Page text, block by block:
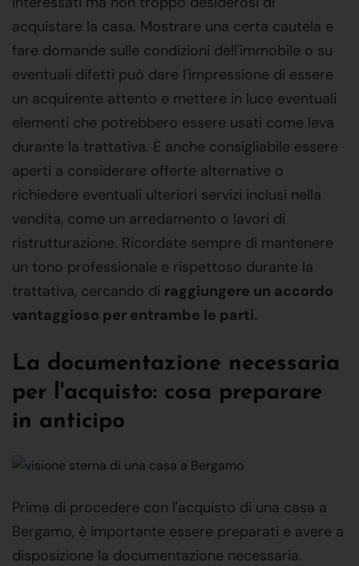
acquistare la casa. Mostrare una certa cautela e
fare domande sulle condizioni dell'immobile o su
eventuali difetti può dare l'impressione di essere
un acquirente attento e mettere in luce eventuali
elementi che potrebbero essere usati come leva
durante la trattativa. È anche consigliabile essere
aperti a considerare offerte alternative o
richiedere eventuali ulteriori servizi inclusi nella
vendita, come un arredamento o lavori di
ristrutturazione. Ricordate sempre di mantenere
un tono professionale e rispettoso durante la
trattativa, cercando di raggiungere un accordo
vantaggioso per entrambe le parti.
La documentazione necessaria
per l'acquisto: cosa preparare
in anticipo
Prima di procedere con l'acquisto di una casa a
Bergamo, è importante essere preparati e avere a
disposizione la documentazione necessaria.